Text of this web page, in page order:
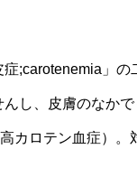
;carotenemia」
し、皮膚のなか
カロテン血症）。